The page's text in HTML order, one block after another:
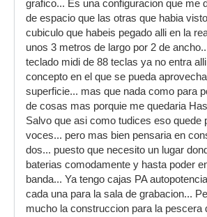
grafico... Es una configuracion que me
de espacio que las otras que habia
cubiculo que habeis pegado alli en la
unos 3 metros de largo por 2 de
teclado midi de 88 teclas ya no entra alli
concepto en el que se pueda
superficie... mas que nada como para
de cosas mas porquie me quedaria
Salvo que asi como tudices eso quede
voces... pero mas bien pensaria en
dos... puesto que necesito un lugar
baterias comodamente y hasta poder
banda... Ya tengo cajas PA
cada una para la sala de grabacion...
mucho la construccion para la pescera